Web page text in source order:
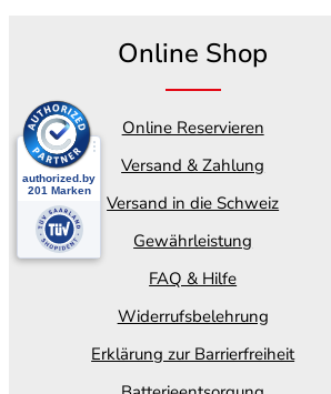
Online Shop
Online Reservieren
Versand & Zahlung
Versand in die Schweiz
Gewährleistung
FAQ & Hilfe
Widerrufsbelehrung
Erklärung zur Barrierfreiheit